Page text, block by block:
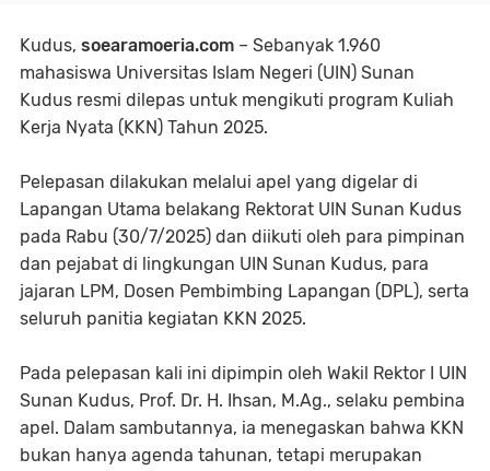
Kudus, soearamoeria.com – Sebanyak 1.960
mahasiswa Universitas Islam Negeri (UIN) Sunan
Kudus resmi dilepas untuk mengikuti program Kuliah
Kerja Nyata (KKN) Tahun 2025.
Pelepasan dilakukan melalui apel yang digelar di
Lapangan Utama belakang Rektorat UIN Sunan Kudus
pada Rabu (30/7/2025) dan diikuti oleh para pimpinan
dan pejabat di lingkungan UIN Sunan Kudus, para
jajaran LPM, Dosen Pembimbing Lapangan (DPL), serta
seluruh panitia kegiatan KKN 2025.
Pada pelepasan kali ini dipimpin oleh Wakil Rektor I UIN
Sunan Kudus, Prof. Dr. H. Ihsan, M.Ag., selaku pembina
apel. Dalam sambutannya, ia menegaskan bahwa KKN
bukan hanya agenda tahunan, tetapi merupakan